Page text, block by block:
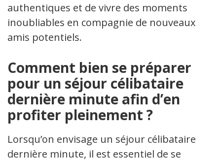
authentiques et de vivre des moments
inoubliables en compagnie de nouveaux
amis potentiels.
Comment bien se préparer
pour un séjour célibataire
dernière minute afin d’en
profiter pleinement ?
Lorsqu’on envisage un séjour célibataire
dernière minute, il est essentiel de se